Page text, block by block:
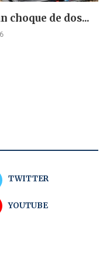
choque de dos...
TWITTER
YOUTUBE